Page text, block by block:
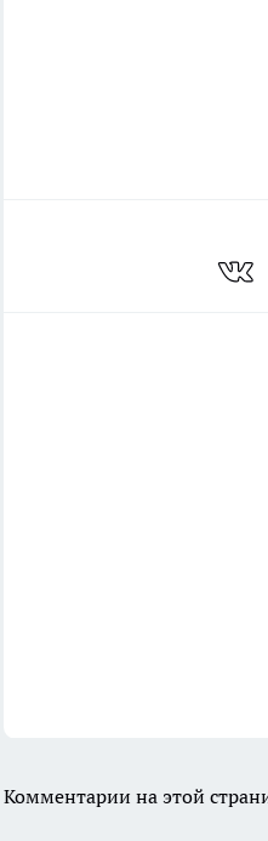
Комментарии на этой